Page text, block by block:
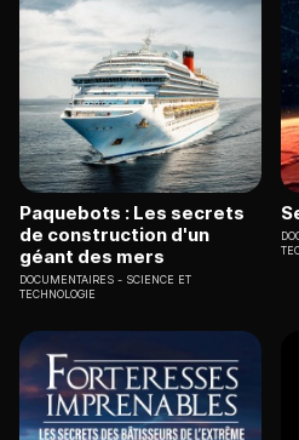
Paquebots : Les secrets
de construction d'un
géant des mers
DOCUMENTAIRES
SCIENCE ET
TECHNOLOGIE